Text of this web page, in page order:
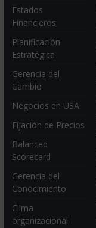
Estados
Financieros
Planificación
Estratégica
Gerencia del
Cambio
Negocios en USA
Fijación de Precios
Balanced
Scorecard
Gerencia del
Conocimiento
Clima
organizacional